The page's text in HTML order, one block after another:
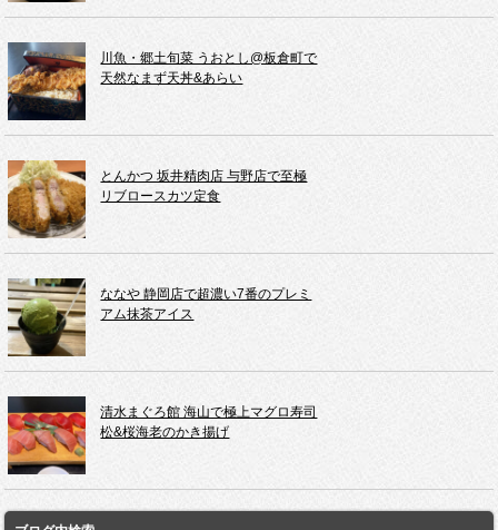
川魚・郷土旬菜 うおとし@板倉町で
天然なまず天丼&あらい
とんかつ 坂井精肉店 与野店で至極
リブロースカツ定食
ななや 静岡店で超濃い7番のプレミ
アム抹茶アイス
清水まぐろ館 海山で極上マグロ寿司
松&桜海老のかき揚げ